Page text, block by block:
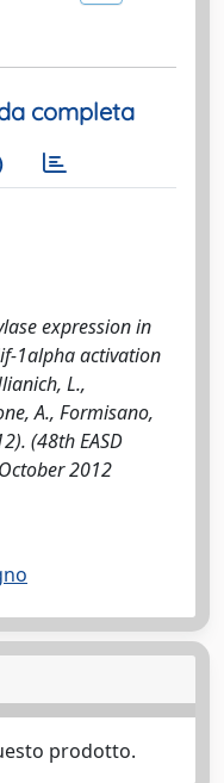
completa
expression in
1alpha activation
L.,
A., Formisano,
(48th EASD
2012
prodotto.